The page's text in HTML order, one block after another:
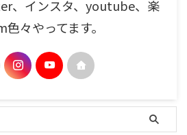
、インスタ、youtube、楽
々やってます。